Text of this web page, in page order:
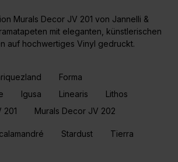
Murals Decor JV 201 von Jannelli &
mit eleganten, künstlerischen
auf hochwertiges Vinyl gedruckt.
Forma
Igusa Linearis
Lithos
201
Murals Decor JV 202
Stardust
Tierra